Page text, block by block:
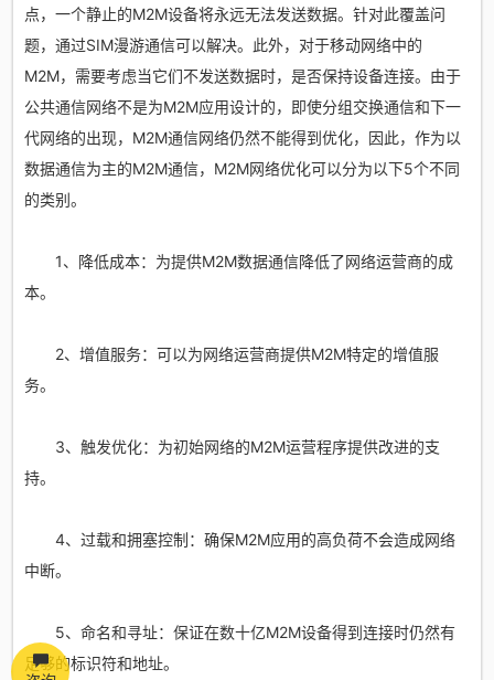
点，一个静止的M2M设备将永远无法发送数据。针对此覆盖问
题，通过SIM漫游通信可以解决。此外，对于移动网络中的
M2M，需要考虑当它们不发送数据时，是否保持设备连接。由于
公共通信网络不是为M2M应用设计的，即使分组交换通信和下一
代网络的出现，M2M通信网络仍然不能得到优化，因此，作为以
数据通信为主的M2M通信，M2M网络优化可以分为以下5个不同
的类别。
1、降低成本：为提供M2M数据通信降低了网络运营商的成
本。
2、增值服务：可以为网络运营商提供M2M特定的增值服
务。
3、触发优化：为初始网络的M2M运营程序提供改进的支
持。
4、过载和拥塞控制：确保M2M应用的高负荷不会造成网络
中断。
5、命名和寻址：保证在数十亿M2M设备得到连接时仍然有
足够的标识符和地址。